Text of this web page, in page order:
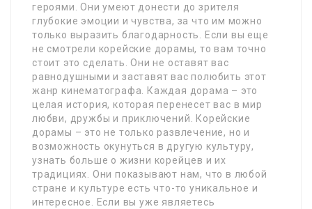
героями. Они умеют донести до зрителя
глубокие эмоции и чувства, за что им можно
только выразить благодарность. Если вы еще
не смотрели корейские дорамы, то вам точно
стоит это сделать. Они не оставят вас
равнодушными и заставят вас полюбить этот
жанр кинематографа. Каждая дорама – это
целая история, которая перенесет вас в мир
любви, дружбы и приключений. Корейские
дорамы – это не только развлечение, но и
возможность окунуться в другую культуру,
узнать больше о жизни корейцев и их
традициях. Они показывают нам, что в любой
стране и культуре есть что-то уникальное и
интересное. Если вы уже являетесь